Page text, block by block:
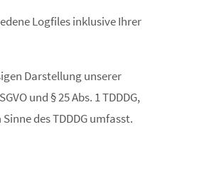
Logfiles inklusive Ihrer
Darstellung unserer
und § 25 Abs. 1 TDDDG,
des TDDDG umfasst.